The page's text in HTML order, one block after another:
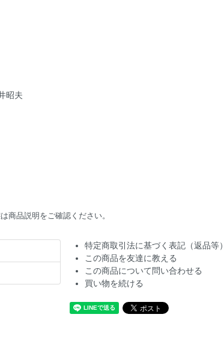
昭夫
商品説明をご確認ください。
特定商取引法に基づく表記（返品等）
この商品を友達に教える
この商品について問い合わせる
買い物を続ける